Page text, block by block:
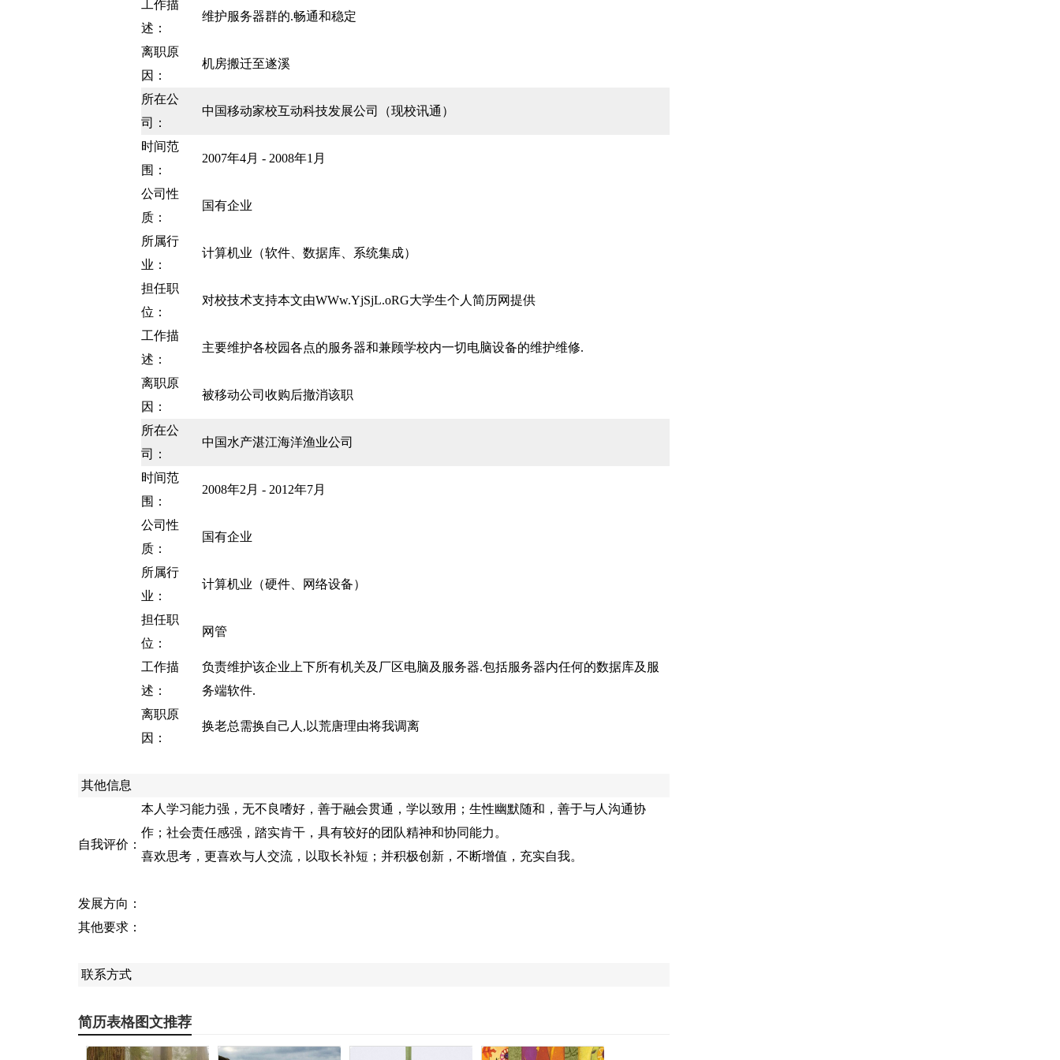
工作描
述：
维护服务器群的.畅通和稳定
离职原
因：
机房搬迁至遂溪
所在公
司：
中国移动家校互动科技发展公司（现校讯通）
时间范
围：
2007年4月 - 2008年1月
公司性
质：
国有企业
所属行
业：
计算机业（软件、数据库、系统集成）
担任职
位：
对校技术支持本文由WWw.YjSjL.oRG大学生个人简历网提供
工作描
述：
主要维护各校园各点的服务器和兼顾学校内一切电脑设备的维护维修.
离职原
因：
被移动公司收购后撤消该职
所在公
司：
中国水产湛江海洋渔业公司
时间范
围：
2008年2月 - 2012年7月
公司性
质：
国有企业
所属行
业：
计算机业（硬件、网络设备）
担任职
位：
网管
工作描
述：
负责维护该企业上下所有机关及厂区电脑及服务器.包括服务器内任何的数据库及服
务端软件.
离职原
因：
换老总需换自己人,以荒唐理由将我调离
其他信息
自我评价：
本人学习能力强，无不良嗜好，善于融会贯通，学以致用；生性幽默随和，善于与人沟通协
作；社会责任感强，踏实肯干，具有较好的团队精神和协同能力。
喜欢思考，更喜欢与人交流，以取长补短；并积极创新，不断增值，充实自我。
发展方向：
其他要求：
联系方式
简历表格图文推荐